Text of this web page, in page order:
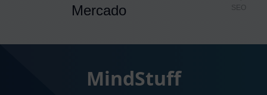
SEO
Mercado
MindStuff